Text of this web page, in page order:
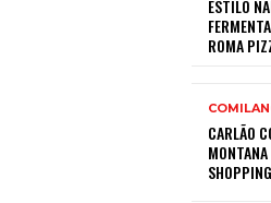
ESTILO
ROMA
CARLÃO
SHOPPING